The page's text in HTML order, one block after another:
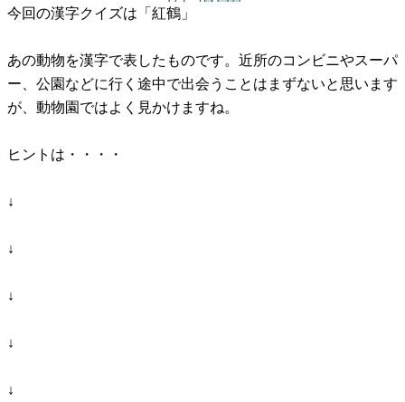
今回の漢字クイズは「紅鶴」
あの動物を漢字で表したものです。近所のコンビニやスーパ
ー、公園などに行く途中で出会うことはまずないと思います
が、動物園ではよく見かけますね。
ヒントは・・・・
↓
↓
↓
↓
↓